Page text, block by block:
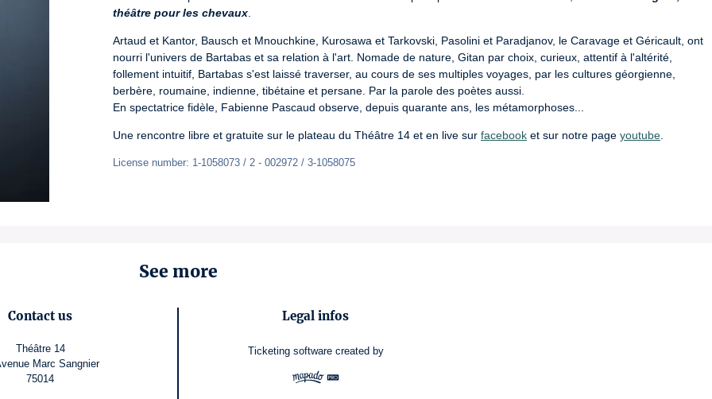
théâtre pour les chevaux
Artaud et Kantor, Bausch et Mnouchkine, Kurosawa et Tarkovski, Pasolini et Paradjanov, le Caravage et Géricault, ont
nourri l'univers de Bartabas et sa relation à l'art. Nomade de nature, Gitan par choix, curieux, attentif à l'altérité,
follement intuitif, Bartabas s'est laissé traverser, au cours de ses multiples voyages, par les cultures géorgienne,
berbère, roumaine, indienne, tibétaine et persane. Par la parole des poètes aussi.
En spectatrice fidèle, Fabienne Pascaud observe, depuis quarante ans, les métamorphoses...
Une rencontre libre et gratuite sur le plateau du Théâtre 14 et en live sur facebook et sur notre page youtube
License number: 1-1058073 / 2 - 002972 / 3-1058075
See more
Contact us
Théâtre 14
Marc Sangnier
75014
Legal infos
Ticketing software created by